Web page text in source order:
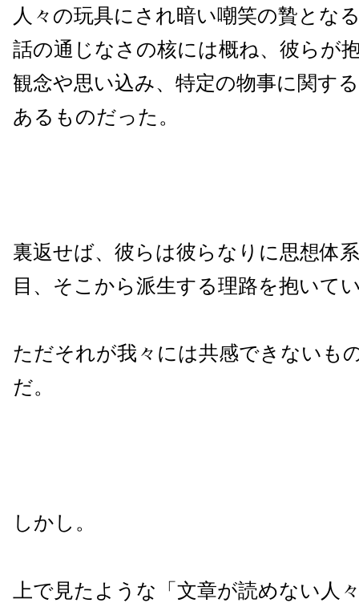
人々の玩具にされ暗い嘲笑の贄とな
話の通じなさの核には概ね、彼らが
観念や思い込み、特定の物事に関す
あるものだった。
裏返せば、彼らは彼らなりに思想体
目、そこから派生する理路を抱いて
ただそれが我々には共感できないも
だ。
しかし。
上で見たような「文章が読めない人